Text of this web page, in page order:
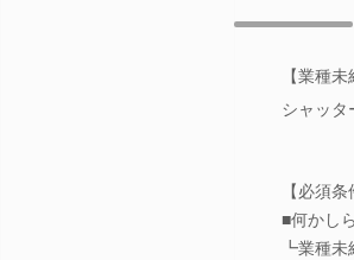
【業種
シャッタ
【必須条
■何かし
┗業種未